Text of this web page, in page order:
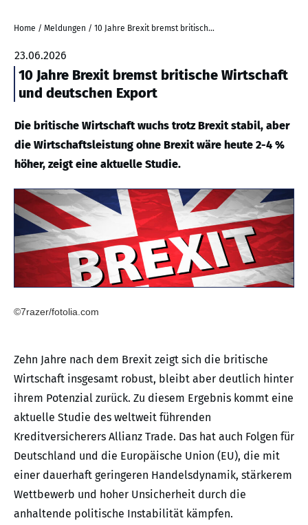
Home / Meldungen / 10 Jahre Brexit bremst britische Wirtschaft und deutschen Export
23.06.2026
10 Jahre Brexit bremst britische Wirtschaft
und deutschen Export
Die britische Wirtschaft wuchs trotz Brexit stabil, aber
die Wirtschaftsleistung ohne Brexit wäre heute 2-4 %
höher, zeigt eine aktuelle Studie.
©7razer/fotolia.com
Zehn Jahre nach dem Brexit zeigt sich die britische
Wirtschaft insgesamt robust, bleibt aber deutlich hinter
ihrem Potenzial zurück. Zu diesem Ergebnis kommt eine
aktuelle Studie des weltweit führenden
Kreditversicherers Allianz Trade. Das hat auch Folgen für
Deutschland und die Europäische Union (EU), die mit
einer dauerhaft geringeren Handelsdynamik, stärkerem
Wettbewerb und hoher Unsicherheit durch die
anhaltende politische Instabilität kämpfen.